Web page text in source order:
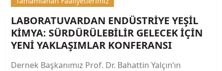
LABORATUVARDAN ENDÜSTRİYE YEŞİL
KİMYA: SÜRDÜRÜLEBİLİR GELECEK İÇİN
YENİ YAKLAŞIMLAR KONFERANSI
Dernek Başkanımız Prof. Dr. Bahattin Yalçın‘ın